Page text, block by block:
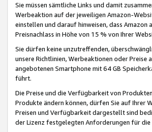
Sie müssen sämtliche Links und damit
Werbeaktion auf der jeweiligen Amazon-
einstellen und darauf hinweisen, dass Amazon
Preisnachlass in Höhe von 15 % von Ihrer
Sie dürfen keine unzutreffenden,
unsere Richtlinien, Werbeaktionen oder
angebotenen Smartphone mit 64 GB
führt.
Die Preise und die Verfügbarkeit von
Produkte ändern können, dürfen Sie auf Ihrer
Preisen und Verfügbarkeit dargestellt sind
der Lizenz festgelegten Anforderungen für die